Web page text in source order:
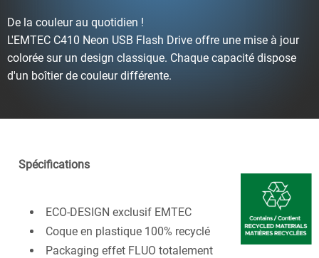
De la couleur au quotidien !
L'EMTEC C410 Neon USB Flash Drive offre une mise à jour
colorée sur un design classique. Chaque capacité dispose
d'un boîtier de couleur différente.
Spécifications
ECO-DESIGN exclusif EMTEC
Coque en plastique 100% recyclé
Packaging effet FLUO totalement